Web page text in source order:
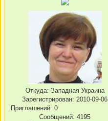
Откуда: Западная Украина
Зарегистрирован: 2010-09-06
Приглашений: 0
Сообщений: 4195